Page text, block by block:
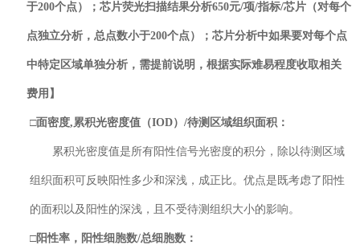
于200个点）；芯片荧光扫描结果分析650元/项/指标/芯片（对每个
点独立分析，总点数小于200个点）；芯片分析中如果要对每个点
中特定区域单独分析，需提前说明，根据实际难易程度收取相关
费用】
□面密度, 累积光密度值（IOD）/待测区域组织面积：
累积光密度值是所有阳性信号光密度的积分，除以待测区域
组织面积可反映阳性多少和深浅，成正比。优点是既考虑了阳性
的面积以及阳性的深浅，且不受待测组织大小的影响。
□阳性率 ，阳性细胞数/总细胞数 ：